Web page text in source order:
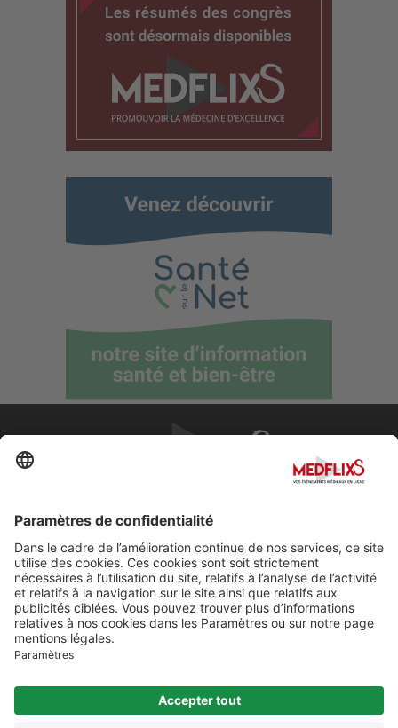
À propos de MedflixS®
Aide
Contact
Mentions légales